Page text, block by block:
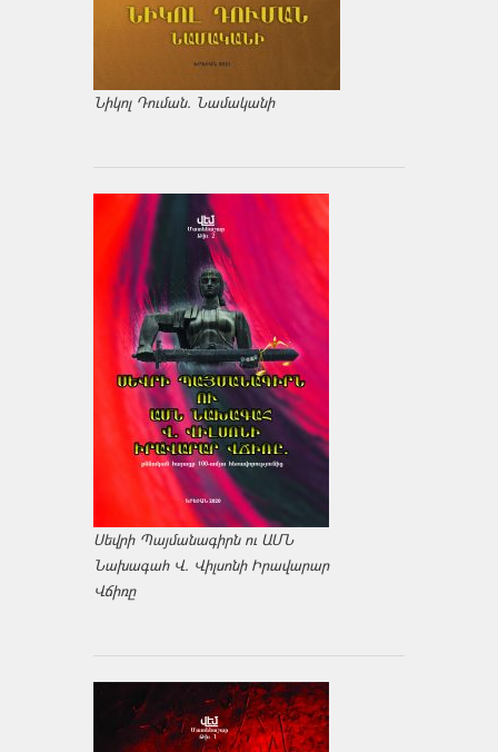
Նիկոլ Դուման. Նամականի
Սեվրի Պայմանագիրն ու ԱՄՆ
Նախագահ Վ. Վիլսոնի Իրավարար
Վճիռը